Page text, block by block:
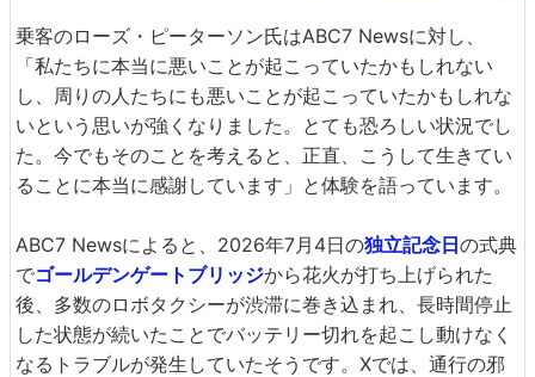
乗客のローズ・ピーターソン氏はABC7 Newsに対し、
「私たちに本当に悪いことが起こっていたかもしれない
し、周りの人たちにも悪いことが起こっていたかもしれな
いという思いが強くなりました。とても恐ろしい状況でし
た。今でもそのことを考えると、正直、こうして生きてい
ることに本当に感謝しています」と体験を語っています。
ABC7 Newsによると、2026年7月4日の独立記念日の式典
でゴールデンゲートブリッジから花火が打ち上げられた
後、多数のロボタクシーが渋滞に巻き込まれ、長時間停止
した状態が続いたことでバッテリー切れを起こし動けなく
なるトラブルが発生していたそうです。Xでは、通行の邪